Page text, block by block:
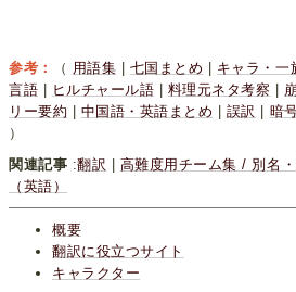
参考： （ 用語集 七国まとめ キャラ・一
言語
ヒルチャール語 料理元ネタ考察
リー要約
中国語・英語まとめ 誤訳 暗
）
関連記事 :翻訳 高難度用チーム集 / 別名
（英語）
概要
翻訳に役立つサイト
キャラクター